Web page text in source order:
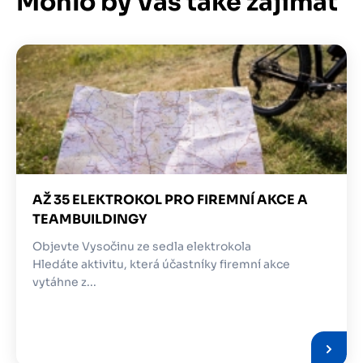
Obrázek
AŽ 35 ELEKTROKOL PRO FIREMNÍ AKCE A
TEAMBUILDINGY
Objevte Vysočinu ze sedla elektrokola
Hledáte aktivitu, která účastníky firemní akce
vytáhne z...